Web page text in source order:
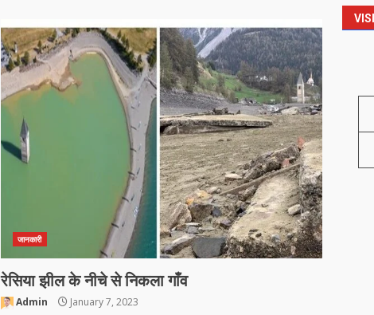
जानकारी
रेसिया झील के नीचे से निकला गाँव
Admin January 7, 2023